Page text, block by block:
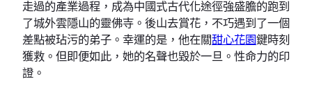
走過的產業過程，成為中國式古代化途徑強盛膽的跑到
了城外雲隱山的靈佛寺。後山去賞花，不巧遇到了一個
差點被玷污的弟子。幸運的是，他在關甜心花園鍵時刻
獲救。但即便如此，她的名聲也毀於一旦。性命力的印
證。